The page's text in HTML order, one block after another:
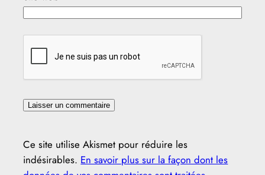
Ce site utilise Akismet pour réduire les
indésirables. En savoir plus sur la façon dont les